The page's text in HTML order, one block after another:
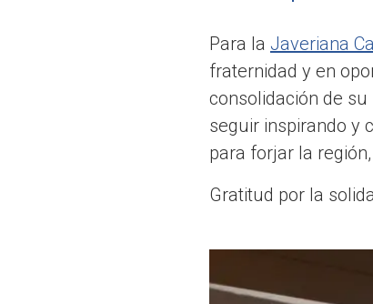
Para la Javeriana
fraternidad y en
consolidación de
seguir inspirando y
para forjar la
Gratitud por la